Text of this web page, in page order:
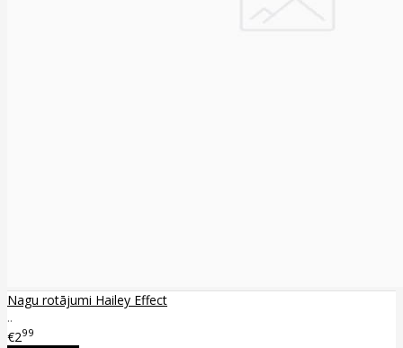
Nagu rotājumi Hailey Effect
..
€299